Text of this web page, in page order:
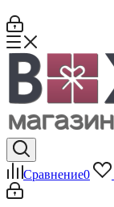
Сравнение0